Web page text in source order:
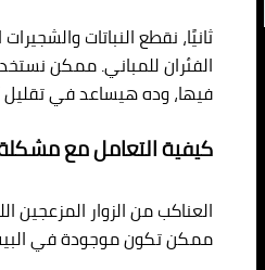
ثانيًا، نقطع النباتات
الفئران للمباني. ممكن
فيها، وده هيساعد في
كيفية التعامل مع
العناكب من الزوار
ممكن تكون موجودة في